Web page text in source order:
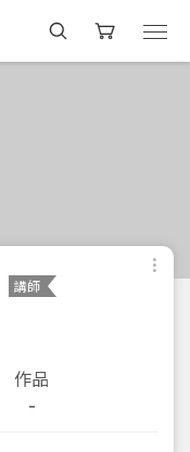
講師
作品
-